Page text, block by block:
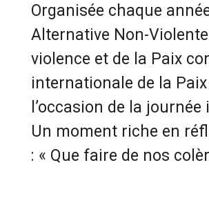
Organisée chaque
Alternative Non-
violence et de la Paix
internationale de la
l’occasion de la
Un moment riche en
: « Que faire de nos